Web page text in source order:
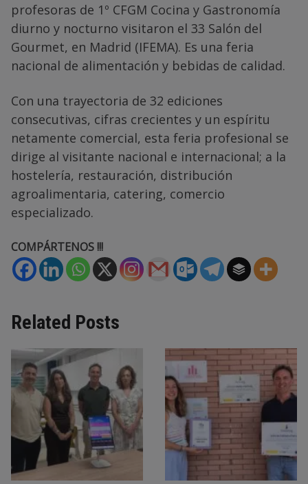
profesoras de 1º CFGM Cocina y Gastronomía
diurno y nocturno visitaron el 33 Salón del
Gourmet, en Madrid (IFEMA). Es una feria
nacional de alimentación y bebidas de calidad.
Con una trayectoria de 32 ediciones
consecutivas, cifras crecientes y un espíritu
netamente comercial, esta feria profesional se
dirige al visitante nacional e internacional; a la
hostelería, restauración, distribución
agroalimentaria, catering, comercio
especializado.
COMPÁRTENOS !!!
Related Posts